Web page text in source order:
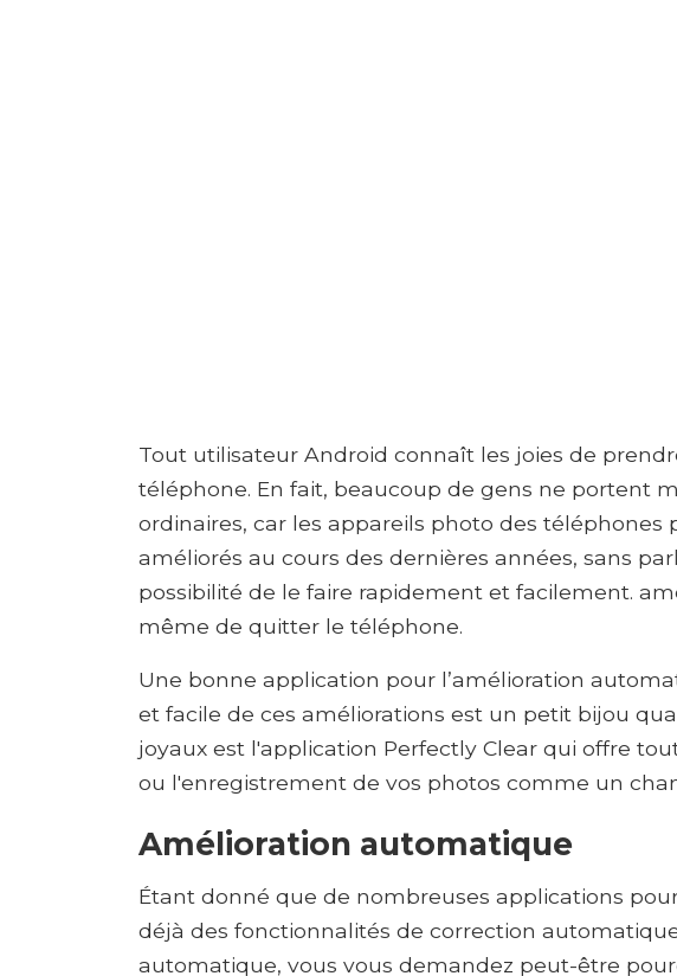
Tout utilisateur Android connaît les joies de
téléphone. En fait, beaucoup de gens ne portent
ordinaires, car les appareils photo des téléphones
améliorés au cours des dernières années, sans
possibilité de le faire rapidement et facilement.
même de quitter le téléphone.
Une bonne application pour l’amélioration
et facile de ces améliorations est un petit bijou
joyaux est l'application Perfectly Clear qui offre
ou l'enregistrement de vos photos comme un
Amélioration automatique
Étant donné que de nombreuses applications
déjà des fonctionnalités de correction
automatique, vous vous demandez peut-être